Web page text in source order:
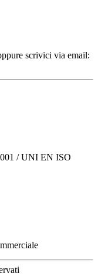
scrivici via email:
/ UNI EN ISO